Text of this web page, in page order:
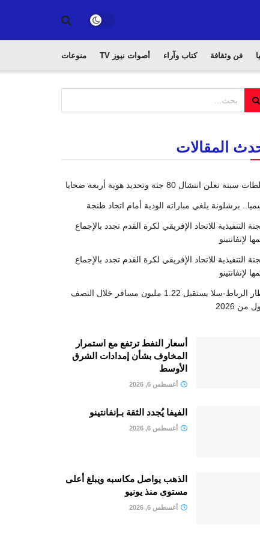
فن وثقافة كتاب وآراء أصوات نيوز TV منوعات
المقالات
سبتة تعلن انتشال 80 جثة وتحديد هوية أربعة ضحايا
برشلونة يلغي مباراته الودية أمام اتحاد طنجة
التنفيذية للاتحاد الإفريقي لكرة القدم تجدد بالإجماع
لإنفانتينو
التنفيذية للاتحاد الإفريقي لكرة القدم تجدد بالإجماع
لإنفانتينو
مطار الرباط-سلا يستقبل 1.22 مليون مسافر خلال النصف
من 2026
أسعار النفط ترتفع مع استمرار
المخاوف بشأن إمدادات الشرق
الأوسط
أغسطس 6, 2026
الفيفا يُجدد الثقة بـإنفانتينو
أغسطس 6, 2026
الذهب يواصل مكاسبه ويبلغ أعلى
مستوى منذ يونيو
أغسطس 6, 2026